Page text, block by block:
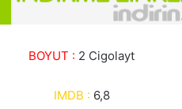
BOYUT : 2 Cigolayt
IMDB : 6,8